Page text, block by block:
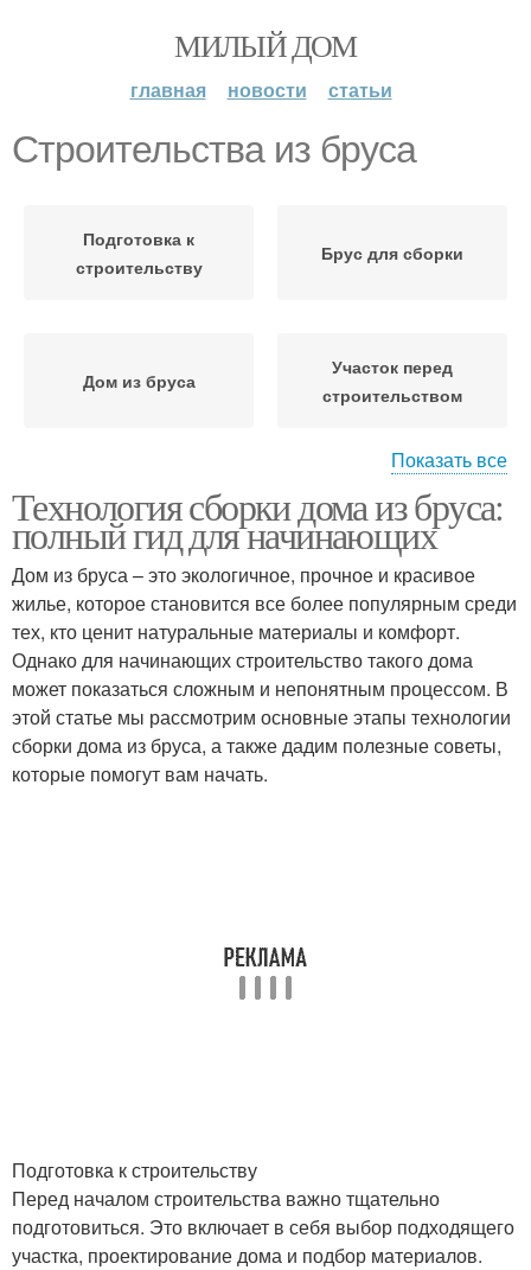
МИЛЫЙ ДОМ
главная новости статьи
Строительства из бруса
Подготовка к
строительству
Брус для сборки
Дом из бруса
Участок перед
строительством
Брус для постройки
Брус для
строительства
Показать все
Технология сборки дома из бруса:
полный гид для начинающих
Дом из бруса – это экологичное, прочное и красивое
жилье, которое становится все более популярным среди
тех, кто ценит натуральные материалы и комфорт.
Однако для начинающих строительство такого дома
может показаться сложным и непонятным процессом. В
этой статье мы рассмотрим основные этапы технологии
сборки дома из бруса, а также дадим полезные советы,
которые помогут вам начать.
Подготовка к строительству
Перед началом строительства важно тщательно
подготовиться. Это включает в себя выбор подходящего
участка, проектирование дома и подбор материалов.